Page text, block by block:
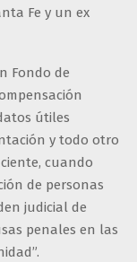
Fe y un ex
Fondo de
útiles
y todo otro
cuando
de personas
judicial de
penales en las